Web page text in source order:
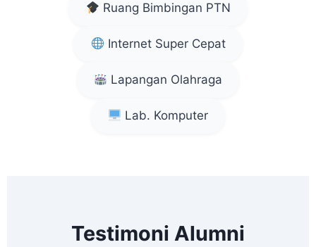
Ruang Bimbingan PTN
Internet Super Cepat
Lapangan Olahraga
Lab. Komputer
Testimoni Alumni